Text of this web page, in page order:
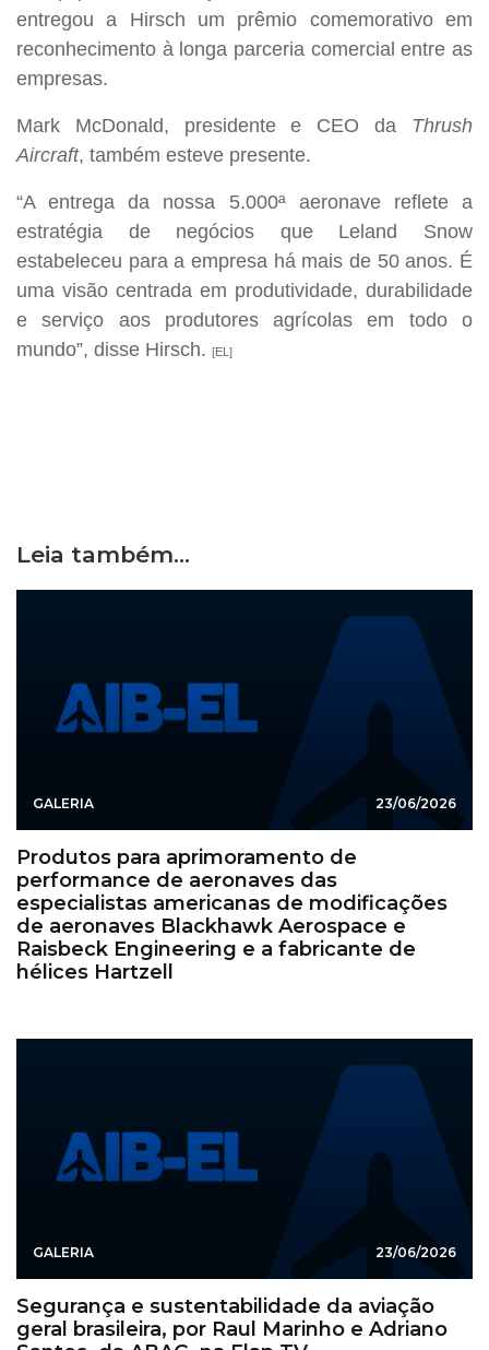
entregou a Hirsch um prêmio comemorativo em
reconhecimento à longa parceria comercial entre as
empresas.
Mark McDonald, presidente e CEO da Thrush
Aircraft, também esteve presente.
“A entrega da nossa 5.000ª aeronave reflete a
estratégia de negócios que Leland Snow
estabeleceu para a empresa há mais de 50 anos. É
uma visão centrada em produtividade, durabilidade
e serviço aos produtores agrícolas em todo o
mundo”, disse Hirsch. [EL]
Leia também...
GALERIA 23/06/2026
Produtos para aprimoramento de
performance de aeronaves das
especialistas americanas de modificações
de aeronaves Blackhawk Aerospace e
Raisbeck Engineering e a fabricante de
hélices Hartzell
GALERIA 23/06/2026
Segurança e sustentabilidade da aviação
geral brasileira, por Raul Marinho e Adriano